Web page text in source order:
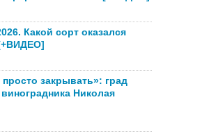
Какой сорт оказался
закрывать»: град
Николая